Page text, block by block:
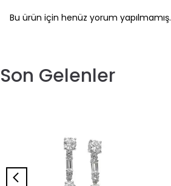
Bu ürün için henüz yorum yapılmamış.
Son Gelenler